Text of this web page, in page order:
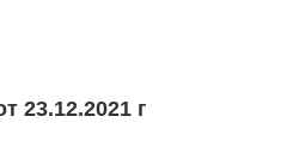
23.12.2021 г